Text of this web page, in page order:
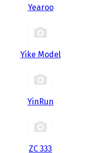
Yearoo
Yike Model
YinRun
ZC 333